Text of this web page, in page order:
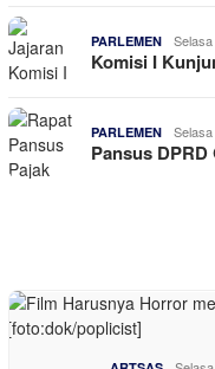
PARLEMEN
Komisi I
PARLEMEN
Pansus